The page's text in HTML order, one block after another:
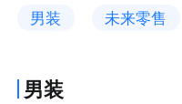
男装 未来零售
男装